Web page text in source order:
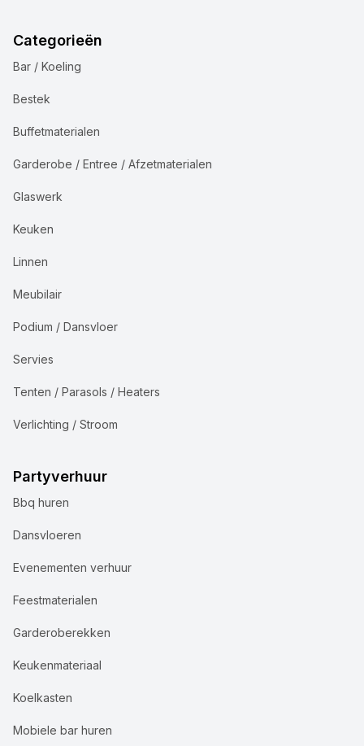
Categorieën
Bar / Koeling
Bestek
Buffetmaterialen
Garderobe / Entree / Afzetmaterialen
Glaswerk
Keuken
Linnen
Meubilair
Podium / Dansvloer
Servies
Tenten / Parasols / Heaters
Verlichting / Stroom
Partyverhuur
Bbq huren
Dansvloeren
Evenementen verhuur
Feestmaterialen
Garderoberekken
Keukenmateriaal
Koelkasten
Mobiele bar huren